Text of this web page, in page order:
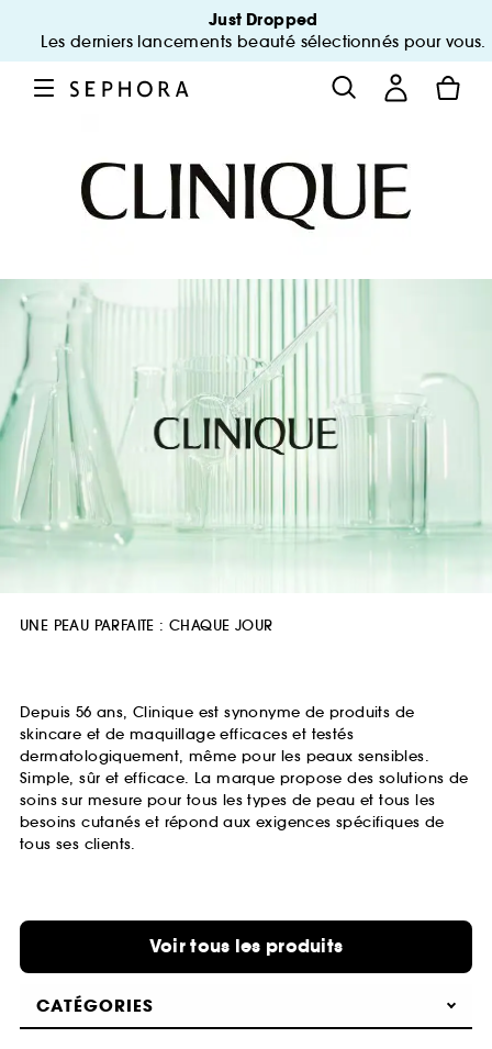
Just Dropped
Les derniers lancements beauté sélectionnés pour vous.
UNE PEAU PARFAITE : CHAQUE JOUR
Depuis 56 ans, Clinique est synonyme de produits de
skincare et de maquillage efficaces et testés
dermatologiquement, même pour les peaux sensibles.
Simple, sûr et efficace. La marque propose des solutions de
soins sur mesure pour tous les types de peau et tous les
besoins cutanés et répond aux exigences spécifiques de
tous ses clients.
Voir tous les produits
CATÉGORIES